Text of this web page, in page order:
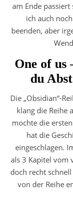
am Ende
ich auch
beenden, aber
One of us
du
Die „Obsidian“-
klang die Reihe
mochte die
hat die
eingeschlagen.
als 3 Kapitel vom
doch recht
von der Reihe